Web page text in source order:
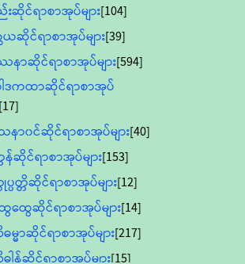
ဆိုင်ရာစာအုပ်များ[104]
ယဆိုင်ရာစာအုပ်များ[39]
ာဆိုင်ရာစာအုပ်များ[594]
ါဒကထာဆိုင်ရာစာအုပ်
[17]
ာ၀င်ဆိုင်ရာစာအုပ်များ[40]
ဆိုင်ရာစာအုပ်များ[153]
ပတ္တိဆိုင်ရာစာအုပ်များ[12]
ထွေဆိုင်ရာစာအုပ်များ[14]
မာဆိုင်ရာစာအုပ်များ[217]
န်ဆိုင်ရာစာအုပ်များ[15]